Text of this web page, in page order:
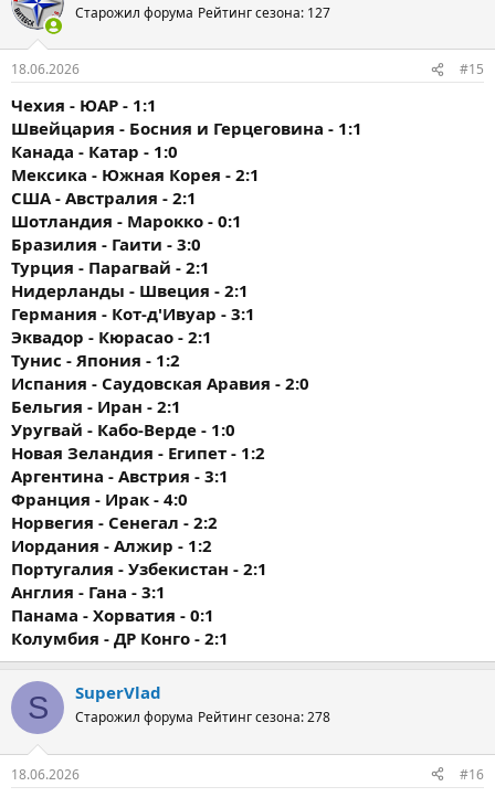
Старожил форума Рейтинг сезона: 127
18.06.2026 #15
Чехия - ЮАР - 1:1
Швейцария - Босния и Герцеговина - 1:1
Канада - Катар - 1:0
Мексика - Южная Корея - 2:1
США - Австралия - 2:1
Шотландия - Марокко - 0:1
Бразилия - Гаити - 3:0
Турция - Парагвай - 2:1
Нидерланды - Швеция - 2:1
Германия - Кот-д'Ивуар - 3:1
Эквадор - Кюрасао - 2:1
Тунис - Япония - 1:2
Испания - Саудовская Аравия - 2:0
Бельгия - Иран - 2:1
Уругвай - Кабо-Верде - 1:0
Новая Зеландия - Египет - 1:2
Аргентина - Австрия - 3:1
Франция - Ирак - 4:0
Норвегия - Сенегал - 2:2
Иордания - Алжир - 1:2
Португалия - Узбекистан - 2:1
Англия - Гана - 3:1
Панама - Хорватия - 0:1
Колумбия - ДР Конго - 2:1
S SuperVlad
Старожил форума Рейтинг сезона: 278
18.06.2026 #16